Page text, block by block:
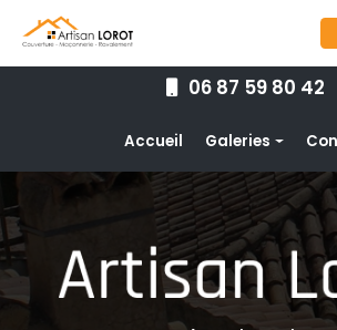
contenu
principal
06 87 59 80 42
Accueil Galeries
Couverture
Nettoyage
Ravalement de
Étanchéité